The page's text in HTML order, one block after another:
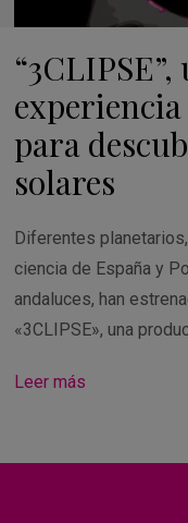
“3CLIPSE”,
para
solares
Diferentes
ciencia de España y
andaluces, han
«3CLIPSE», una
Leer más